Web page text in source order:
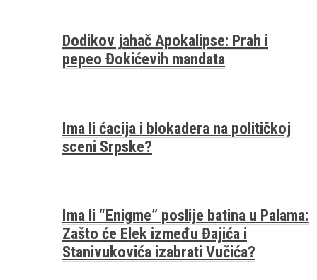
Dodikov jahač Apokalipse: Prah i
pepeo Đokićevih mandata
Ima li ćacija i blokadera na političkoj
sceni Srpske?
Ima li “Enigme” poslije batina u Palama:
Zašto će Elek između Đajića i
Stanivukovića izabrati Vučića?